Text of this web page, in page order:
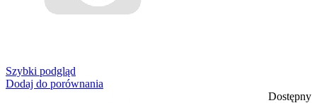
Szybki podgląd
Dodaj do porównania
Dostępny